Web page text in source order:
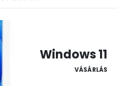
Windows 11
VÁSÁRLÁS